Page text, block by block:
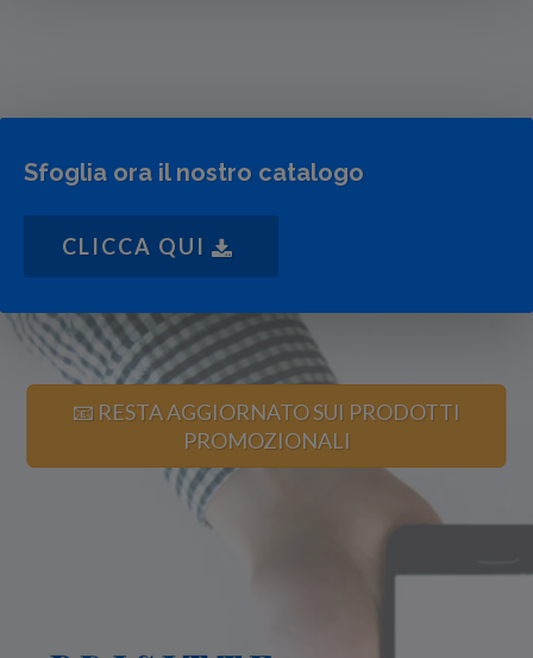
Sfoglia ora il nostro catalogo
CLICCA QUI
📧 RESTA AGGIORNATO SUI PRODOTTI
PROMOZIONALI